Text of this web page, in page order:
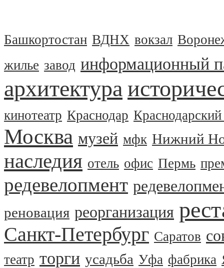
Башкортостан ВДНХ вокзал
жилье завод информационный
архитектура
кинотеатр Краснодар
Москва музей мфк Нижний
наследия отель офис Пермь
редевелопмент
реновация реорганизация
Санкт-Петербург Саратов
театр торги усадьба Уфа фабрика